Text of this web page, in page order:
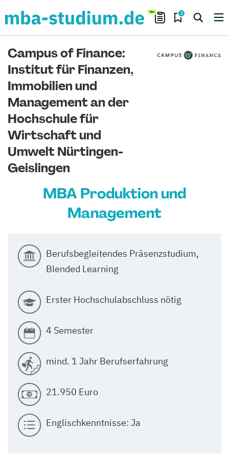
0
Campus of Finance:
Institut für Finanzen,
Immobilien und
Management an der
Hochschule für
Wirtschaft und
Umwelt Nürtingen-
Geislingen
MBA Produktion und
Management
Berufsbegleitendes Präsenzstudium,
Blended Learning
Erster Hochschulabschluss nötig
4 Semester
mind. 1 Jahr Berufserfahrung
21.950 Euro
Englischkenntnisse: Ja